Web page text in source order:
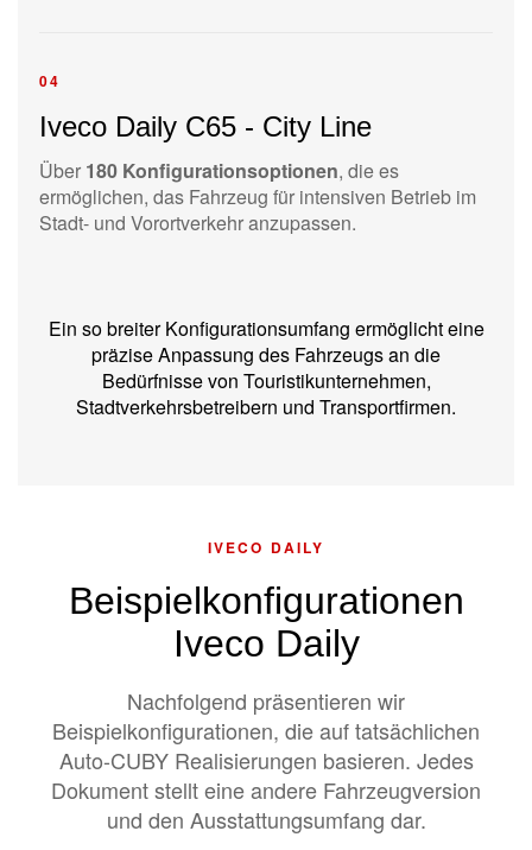
04
Iveco Daily C65 - City Line
Über 180 Konfigurationsoptionen, die es
ermöglichen, das Fahrzeug für intensiven Betrieb im
Stadt- und Vorortverkehr anzupassen.
Ein so breiter Konfigurationsumfang ermöglicht eine
präzise Anpassung des Fahrzeugs an die
Bedürfnisse von Touristikunternehmen,
Stadtverkehrsbetreibern und Transportfirmen.
IVECO DAILY
Beispielkonfigurationen
Iveco Daily
Nachfolgend präsentieren wir
Beispielkonfigurationen, die auf tatsächlichen
Auto-CUBY Realisierungen basieren. Jedes
Dokument stellt eine andere Fahrzeugversion
und den Ausstattungsumfang dar.